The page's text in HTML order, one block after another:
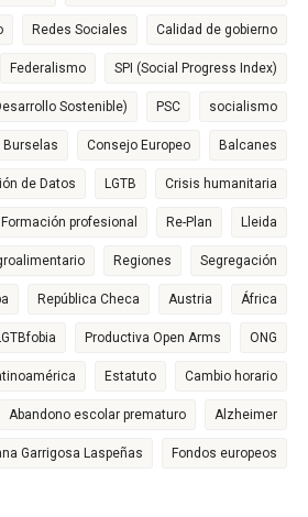
Redes Sociales Calidad de gobierno
Federalismo SPI (Social Progress Index)
Sostenible) PSC socialismo
Burselas Consejo Europeo Balcanes
de Datos LGTB Crisis humanitaria
Formación profesional Re-Plan Lleida
Regiones Segregación
República Checa Austria África
Productiva Open Arms ONG
Estatuto Cambio horario
Abandono escolar prematuro Alzheimer
Garrigosa Laspeñas Fondos europeos